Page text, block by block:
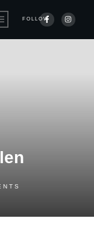
FOLLOW